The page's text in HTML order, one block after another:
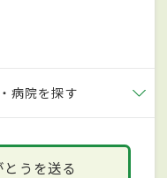
病院を探す
うを送る